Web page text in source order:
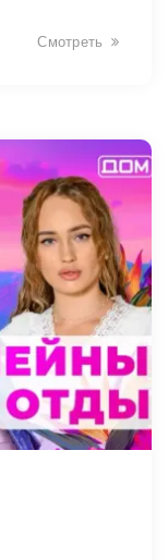
Смотреть